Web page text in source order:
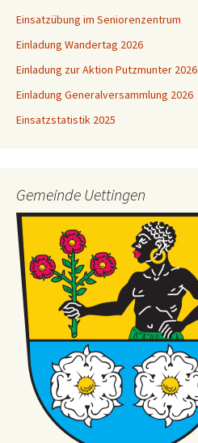
Einsatzübung im Seniorenzentrum
Einladung Wandertag 2026
Einladung zur Aktion Putzmunter 2026
Einladung Generalversammlung 2026
Einsatzstatistik 2025
Gemeinde Uettingen